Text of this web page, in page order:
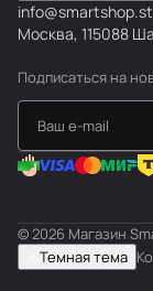
Москва, 115088
Подписаться на
© 2026 Магазин
Темная тема